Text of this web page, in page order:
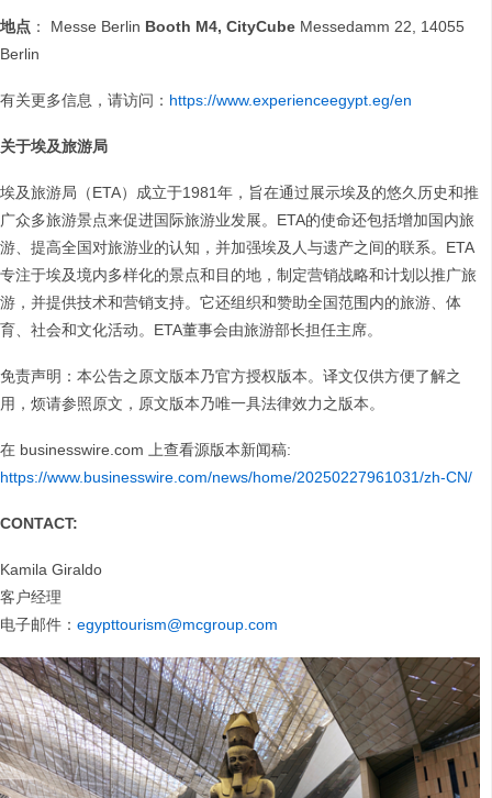
地点 ： Messe Berlin Booth M4, CityCube Messedamm 22, 14055
Berlin
有关更多信息，请访问： https://www.experienceegypt.eg/en
关于埃及旅游局
埃及旅游局（ETA）成立于1981年，旨在通过展示埃及的悠久历史和推
广众多旅游景点来促进国际旅游业发展。ETA的使命还包括增加国内旅
游、提高全国对旅游业的认知，并加强埃及人与遗产之间的联系。ETA
专注于埃及境内多样化的景点和目的地，制定营销战略和计划以推广旅
游，并提供技术和营销支持。它还组织和赞助全国范围内的旅游、体
育、社会和文化活动。ETA董事会由旅游部长担任主席。
免责声明：本公告之原文版本乃官方授权版本。译文仅供方便了解之
用，烦请参照原文，原文版本乃唯一具法律效力之版本。
在 businesswire.com 上查看源版本新闻稿:
https://www.businesswire.com/news/home/20250227961031/zh-CN/
CONTACT:
Kamila Giraldo
客户经理
电子邮件： egypttourism@mcgroup.com